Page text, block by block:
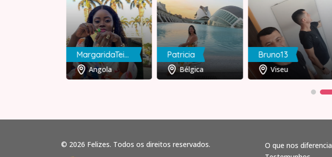
MargaridaTeixeira
Angola
Patricia
Bélgica
Bruno13
Viseu
© 2026 Felizes. Todos os direitos reservados.
O que nos diferencia